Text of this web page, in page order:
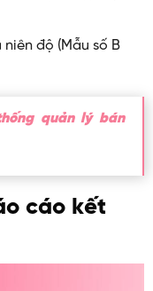
độ (Mẫu số B
quản lý bán
cáo kết